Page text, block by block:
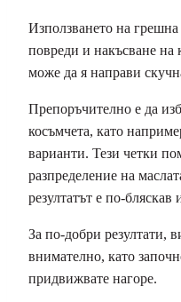
Използването на
повреди и накъсване на
може да я направи
Препоръчително е да
косъмчета, като
варианти. Тези четки
разпределение на
резултатът е по-бляскав
За по-добри резултати,
внимателно, като
придвижвате нагоре.